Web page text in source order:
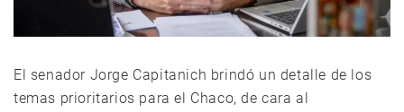
El senador Jorge Capitanich brindó un detalle de los
temas prioritarios para el Chaco, de cara al